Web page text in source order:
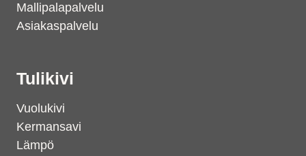
Mallipalapalvelu
Asiakaspalvelu
Tulikivi
Vuolukivi
Kermansavi
Lämpö